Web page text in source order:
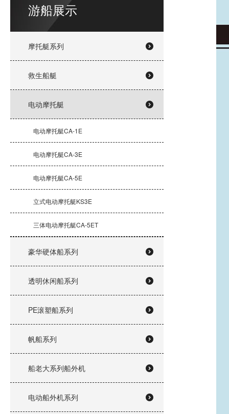
游船展示
摩托艇系列
救生船艇
电动摩托艇
电动摩托艇CA-1E
电动摩托艇CA-3E
电动摩托艇CA-5E
立式电动摩托艇KS3E
三体电动摩托艇CA-5ET
豪华硬体船系列
透明休闲船系列
PE滚塑船系列
帆船系列
船老大系列船外机
电动船外机系列